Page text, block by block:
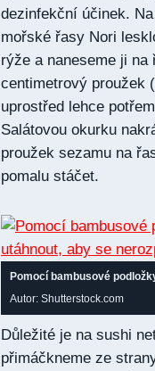
dezinfekční účinek.
mořské řasy Nori
rýže a naneseme ji
centimetrový proužek
uprostřed lehce
Salátovou okurku
proužek sezamu na
pomalu stáčet.
Pomocí bambusové
Autor: Shutterstock.com
Důležité je na sushi
přimáčkneme ze